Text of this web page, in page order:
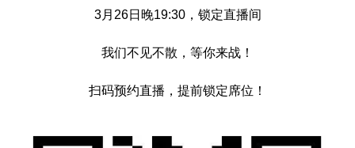
3月26日晚19:30，锁定直播间
我们不见不散，等你来战！
扫码预约直播，提前锁定席位！